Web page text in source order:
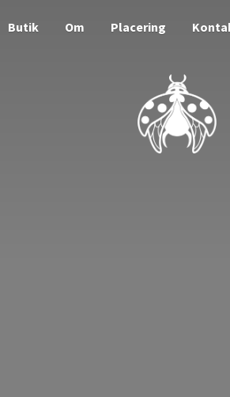
Butik Om Placering